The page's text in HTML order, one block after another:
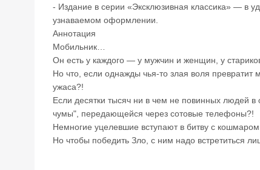
- Издание в серии «Эксклюзивная классика» — в
узнаваемом оформлении.
Аннотация
Мобильник…
Он есть у каждого — у мужчин и женщин, у
Но что, если однажды чья-то злая воля превратит
ужаса?!
Если десятки тысяч ни в чем не повинных людей в
чумы", передающейся через сотовые телефоны?!
Немногие уцелевшие вступают в битву с кошмаром.
Но чтобы победить Зло, с ним надо встретиться